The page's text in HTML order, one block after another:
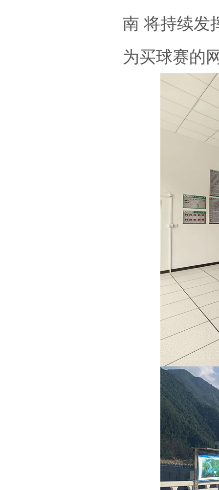
南 将持续发
为买球赛的